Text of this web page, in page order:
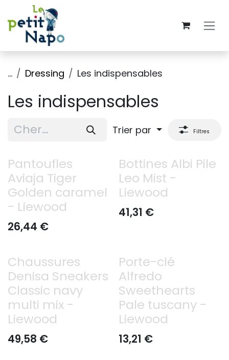
Se rendre au contenu
... Dressing Les indispensables
Les indispensables
Trier par Filtres
Pantoufles
Aviaja Tiger
Golden caramel
- Liewood
26,44 €
Bottines Albi Pile
Leo Mist -
Liewood
41,31 €
Chaussures
Denisa Sneakers
Classic navy
multi mix -
Liewood
49,58 €
Porte-clé
Alfredo
Sweethearts
Pale tuscany -
Liewood
13,21 €